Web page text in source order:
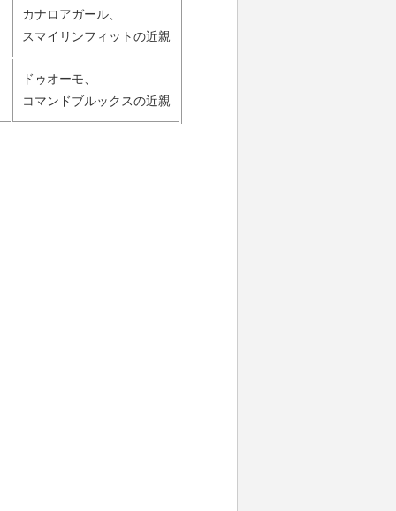
カナロアガール、
スマイリンフィットの近親
ドゥオーモ、
コマンドブルックスの近親